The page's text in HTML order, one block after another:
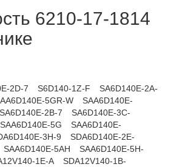
6210-17-1814
2D-7 S6D140-1Z-F
SA6D140E-2A-
5GR-W
SAA6D140E-
SA6D140E-2B-7
SA6D140E-3C-
SAA6D140E-5G
SAA6D140E-
3H-9
SDA6D140E-2E-
SAA6D140E-5AH
SAA6D140E-5H-
1E-A
SDA12V140-1B-